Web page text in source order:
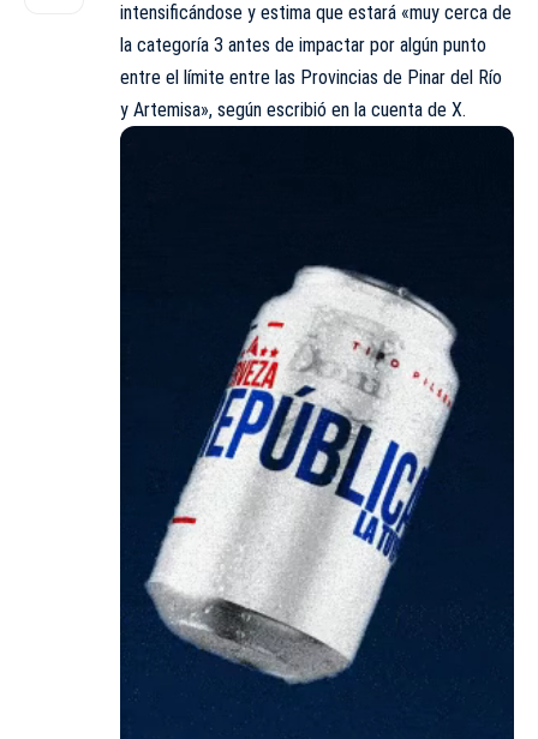
intensificándose y estima que estará «muy cerca de
la categoría 3 antes de impactar por algún punto
entre el límite entre las Provincias de Pinar del Río
y Artemisa», según escribió en la cuenta de X.